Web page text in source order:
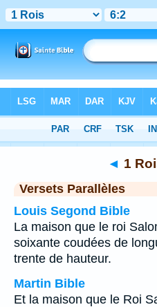
Chapitre 6> Verset 2
◄ 1
Versets Parallèles
Louis Segond Bible
La maison que le roi
soixante coudées de
trente de hauteur.
Martin Bible
Et la maison que le Roi